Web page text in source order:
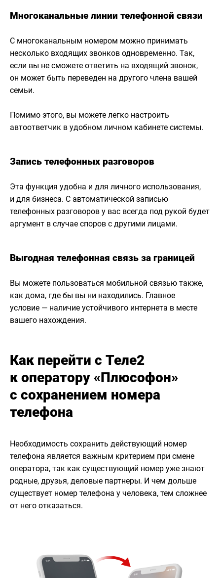
Многоканальные линии телефонной связи
С многоканальным номером можно принимать
несколько входящих звонков одновременно. Так,
если вы не сможете ответить на входящий звонок,
он может быть переведен на другого члена вашей
семьи.
Помимо этого, вы можете легко настроить
автоответчик в удобном личном кабинете системы.
Запись телефонных разговоров
Эта функция удобна и для личного использования,
и для бизнеса. С автоматической записью
телефонных разговоров у вас всегда под рукой будет
аргумент в случае споров с другими лицами.
Выгодная телефонная связь за границей
Вы можете пользоваться мобильной связью также,
как дома, где бы вы ни находились. Главное
условие — наличие устойчивого интернета в месте
вашего нахождения.
Как перейти с Теле2
к оператору «Плюсофон»
с сохранением номера
телефона
Необходимость сохранить действующий номер
телефона является важным критерием при смене
оператора, так как существующий номер уже знают
родные, друзья, деловые партнеры. И чем дольше
существует номер телефона у человека, тем сложнее
от него отказаться.